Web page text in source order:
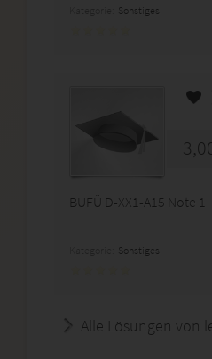
Sonstiges
BUFÜ D-XX1-A15 Note 1
Sonstiges
Alle Lösungen von